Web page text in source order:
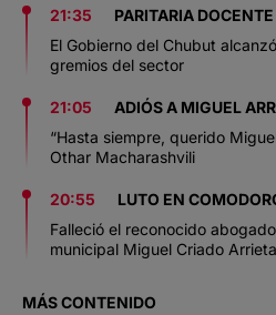
21:35
PARITARIA DOCENTE
El Gobierno del Chubut
gremios del sector
21:05
ADIÓS A MIGUEL
“Hasta siempre, querido
Othar Macharashvili
20:55
LUTO EN
Falleció el reconocido
municipal Miguel Criado Arrieta
MÁS CONTENIDO